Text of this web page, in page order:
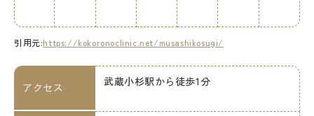
引用元:https://kokoronoclinic.net/musashikosugi/
アクセス 武蔵小杉駅から徒歩1分